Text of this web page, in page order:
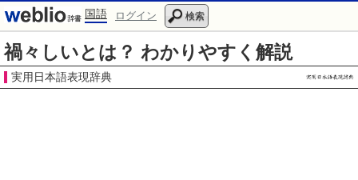
国語 ログイン 検索
禍々しいとは？ わかりやすく解説
実用日本語表現辞典